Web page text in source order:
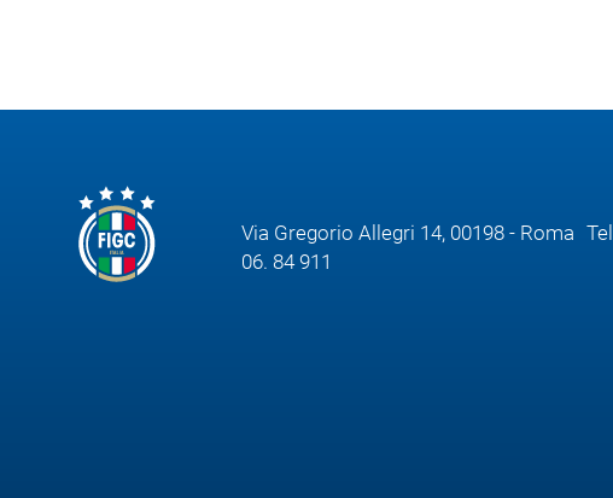
Contatti
Assicurazione
Social media
Via Gregorio Allegri 14, 00198 - Roma Tel
06. 84 911